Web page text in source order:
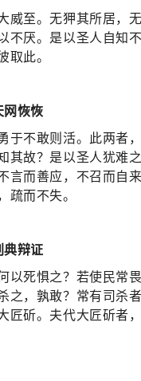
威至。无狎其所居，无
不厌。是以圣人自知
取此。
网恢恢
于不敢则活。此两者，
其故？是以圣人犹难之
言而善应，不召而自
疏而不失。
典辩证
以死惧之？若使民常
之，孰敢？常有司杀
匠斫。夫代大匠斫者